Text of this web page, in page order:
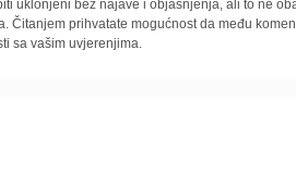
uklonjeni bez najave i objašnjenja, ali to ne
Čitanjem prihvatate mogućnost da među
sa vašim uvjerenjima.